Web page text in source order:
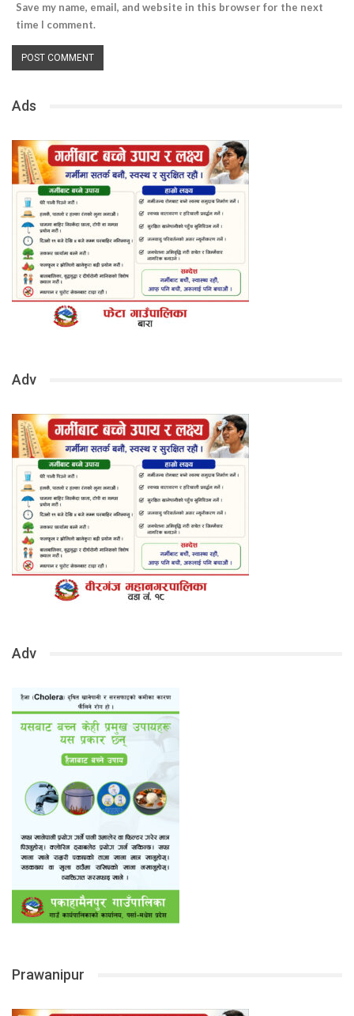
Save my name, email, and website in this browser for the next
time I comment.
Ads
Adv
Adv
Prawanipur